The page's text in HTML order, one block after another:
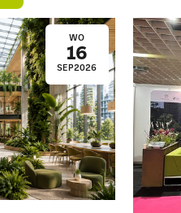
WO
16
SEP2026